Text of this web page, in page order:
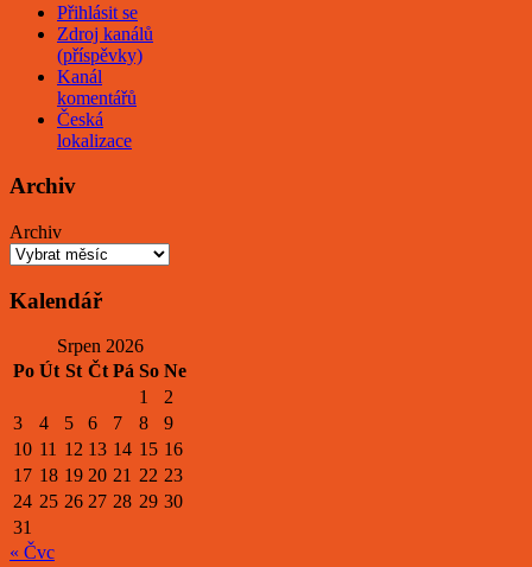
Přihlásit se
Zdroj kanálů
(příspěvky)
Kanál
komentářů
Česká
lokalizace
Archiv
Archiv
Kalendář
Srpen 2026
Po Út St Čt Pá So Ne
1
2
3
4 5 6 7 8
9
10 11 12 13 14 15 16
17 18 19 20 21 22 23
24 25 26 27 28 29 30
31
« Čvc